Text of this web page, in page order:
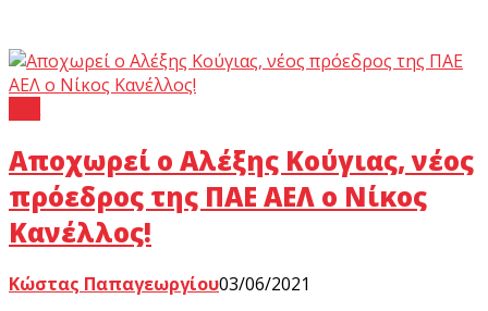
Αποχωρεί ο Αλέξης Κούγιας, νέος
πρόεδρος της ΠΑΕ ΑΕΛ ο Νίκος
Κανέλλος!
Κώστας Παπαγεωργίου03/06/2021